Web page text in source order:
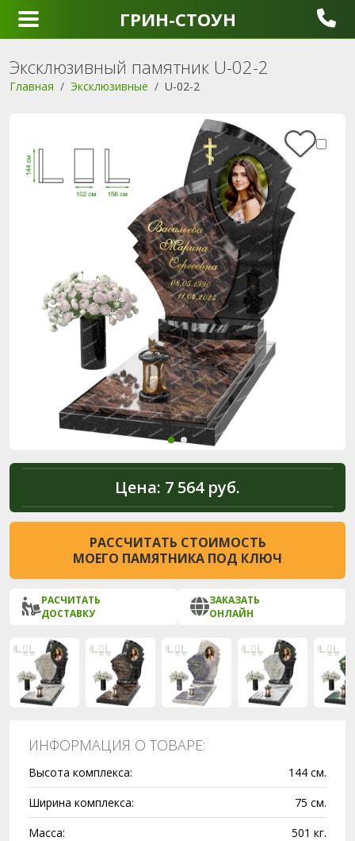
ГРИН-СТОУН
Эксклюзивный памятник U-02-2
Главная Эксклюзивные U-02-2
Цена: 7 564 руб.
РАССЧИТАТЬ СТОИМОСТЬ
МОЕГО ПАМЯТНИКА ПОД КЛЮЧ
РАСЧИТАТЬ
ДОСТАВКУ
ЗАКАЗАТЬ
ОНЛАЙН
ИНФОРМАЦИЯ О ТОВАРЕ:
Высота комплекса:
144 см.
Ширина комплекса:
75 см.
Масса:
501 кг.